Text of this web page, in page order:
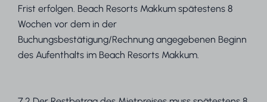
Frist erfolgen. Beach Resorts Makkum spätestens 8
Wochen vor dem in der
Buchungsbestätigung/Rechnung angegebenen Beginn
des Aufenthalts im Beach Resorts Makkum.